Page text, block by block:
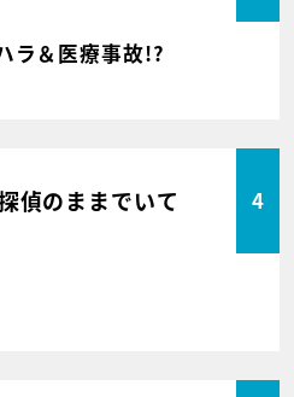
ラ＆医療事故!?
偵のままでいて 4